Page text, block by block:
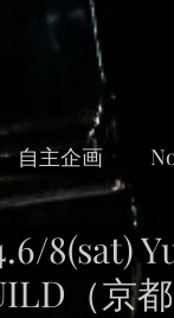
自主企画
8(sat)
（京都